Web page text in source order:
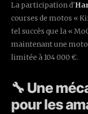
La participation d'
courses de motos «
tel succès que la «
maintenant une
limitée à 104 000 €.
🔧 Une
pour les